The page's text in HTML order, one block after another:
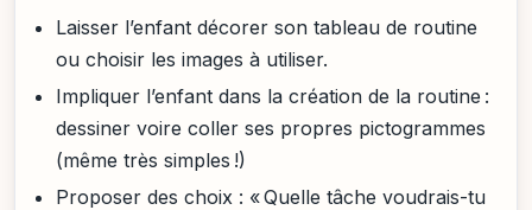
Laisser l’enfant décorer son tableau de routine
ou choisir les images à utiliser.
Impliquer l’enfant dans la création de la routine :
dessiner voire coller ses propres pictogrammes
(même très simples !)
Proposer des choix : « Quelle tâche voudrais-tu